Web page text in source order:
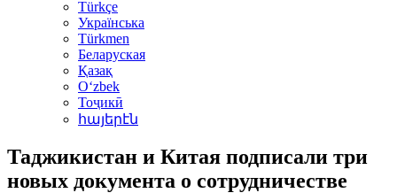
Türkçe
Українська
Türkmen
Беларуская
Қазақ
Oʻzbek
Тоҷикӣ
հայերէն
Таджикистан и Китая подписали три
новых документа о сотрудничестве